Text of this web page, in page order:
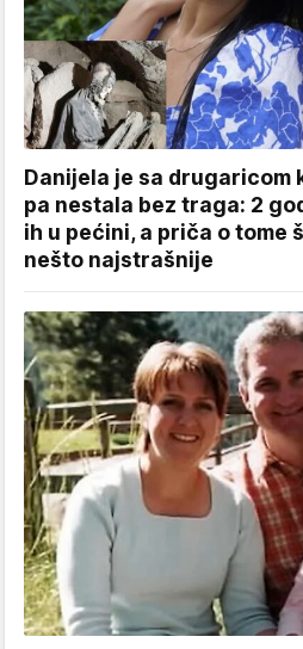
Danijela je sa drugaricom
pa nestala bez traga: 2
ih u pećini, a priča o tome
nešto najstrašnije